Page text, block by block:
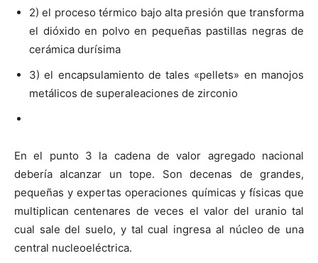
2) el proceso térmico bajo alta presión que transforma
el dióxido en polvo en pequeñas pastillas negras de
cerámica durísima
3) el encapsulamiento de tales «pellets» en manojos
metálicos de superaleaciones de zirconio
En el punto 3 la cadena de valor agregado nacional
debería alcanzar un tope. Son decenas de grandes,
pequeñas y expertas operaciones químicas y físicas que
multiplican centenares de veces el valor del uranio tal
cual sale del suelo, y tal cual ingresa al núcleo de una
central nucleoeléctrica.